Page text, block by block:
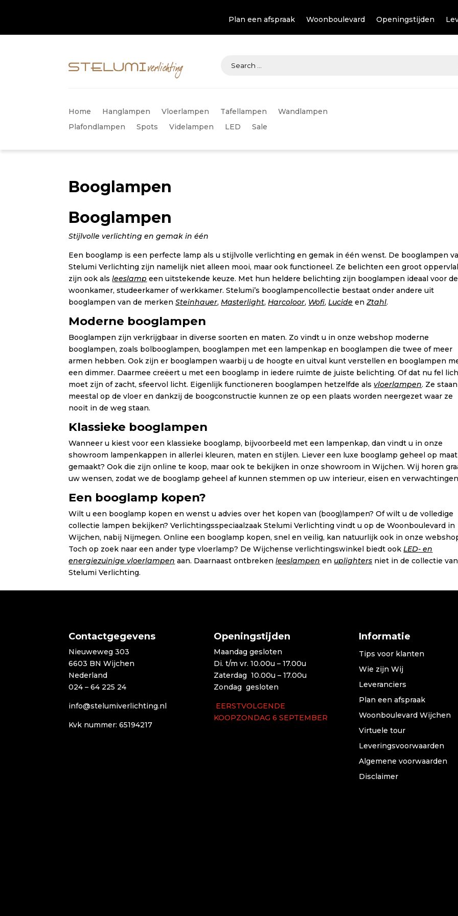
Plan een afspraak Woonboulevard Openingstijden
Home Hanglampen Vloerlampen Tafellampen
Wandlampen
Plafondlampen
Spots Videlampen LED Sale
Booglampen
Booglampen
Stijlvolle verlichting en gemak in één
Een booglamp is een perfecte lamp als u stijlvolle verlichting en gemak in één wenst. De booglampen
Stelumi Verlichting zijn namelijk niet alleen mooi, maar ook functioneel. Ze belichten een groot
zijn ook alsleeslamp een uitstekende keuze. Met hun heldere belichting zijn booglampen ideaal voor de
woonkamer, studeerkamer of werkkamer. Stelumi’s booglampencollectie bestaat onder andere uit
booglampen van de merkenSteinhauer,Masterlight,Harcoloor, Wofi,Lucide enZtahl.
Moderne booglampen
Booglampen zijn verkrijgbaar in diverse soorten en maten. Zo vindt u in onze webshop moderne
booglampen, zoals bolbooglampen, booglampen met een lampenkap en booglampen die twee of meer
armen hebben. Ook zijn er booglampen waarbij u de hoogte en uitval kunt verstellen en booglampen
een dimmer. Daarmee creëert u met een booglamp in iedere ruimte de juiste belichting. Of dat nu fel
moet zijn of zacht, sfeervol licht. Eigenlijk functioneren booglampen hetzelfde alsvloerlampen. Ze staan
meestal op de vloer en dankzij de boogconstructie kunnen ze op een plaats worden neergezet waar ze
nooit in de weg staan.
Klassieke booglampen
Wanneer u kiest voor een klassieke booglamp, bijvoorbeeld met een lampenkap, dan vindt u in onze
showroom lampenkappen in allerlei kleuren, maten en stijlen. Liever een luxe booglamp geheel op maat
gemaakt? Ook die zijn online te koop, maar ook te bekijken in onze showroom in Wijchen. Wij horen
uw wensen, zodat we de booglamp geheel af kunnen stemmen op uw interieur, eisen en
Een booglamp kopen?
Wilt u een booglamp kopen en wenst u advies over het kopen van (boog)lampen? Of wilt u de volledige
collectie lampen bekijken? Verlichtingsspeciaalzaak Stelumi Verlichting vindt u op de Woonboulevard in
Wijchen, nabij Nijmegen. Online een booglamp kopen, snel en veilig, kan natuurlijk ook in onze
Toch op zoek naar een ander type vloerlamp? De Wijchense verlichtingswinkel biedt ookLED- en
energiezuinige vloerlampen aan. Daarnaast ontbrekenleeslampen en uplighters niet in de collectie van
Stelumi Verlichting.
Contactgegevens
Nieuweweg 303
6603 BN Wijchen
Nederland
024 – 64 225 24
info@stelumiverlichting.nl
Kvk nummer: 65194217
Openingstijden
Maandag gesloten
Di. t/m vr. 10.00u – 17.00u
Zaterdag 10.00u – 17.00u
Zondag gesloten
EERSTVOLGENDE
KOOPZONDAG 6 SEPTEMBER
Informatie
Tips voor klanten
Wie zijn Wij
Leveranciers
Plan een afspraak
Woonboulevard Wijchen
Virtuele tour
Leveringsvoorwaarden
Algemene voorwaarden
Disclaimer